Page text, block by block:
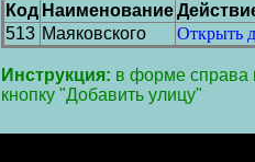
Код Наименование
513 Маяковского Открыть
Инструкция: в форме справа
кнопку "Добавить улицу"